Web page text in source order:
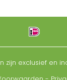
zijn exclusief en